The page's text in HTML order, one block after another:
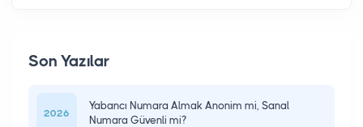
Son Yazılar
2026
Yabancı Numara Almak Anonim mi, Sanal
Numara Güvenli mi?